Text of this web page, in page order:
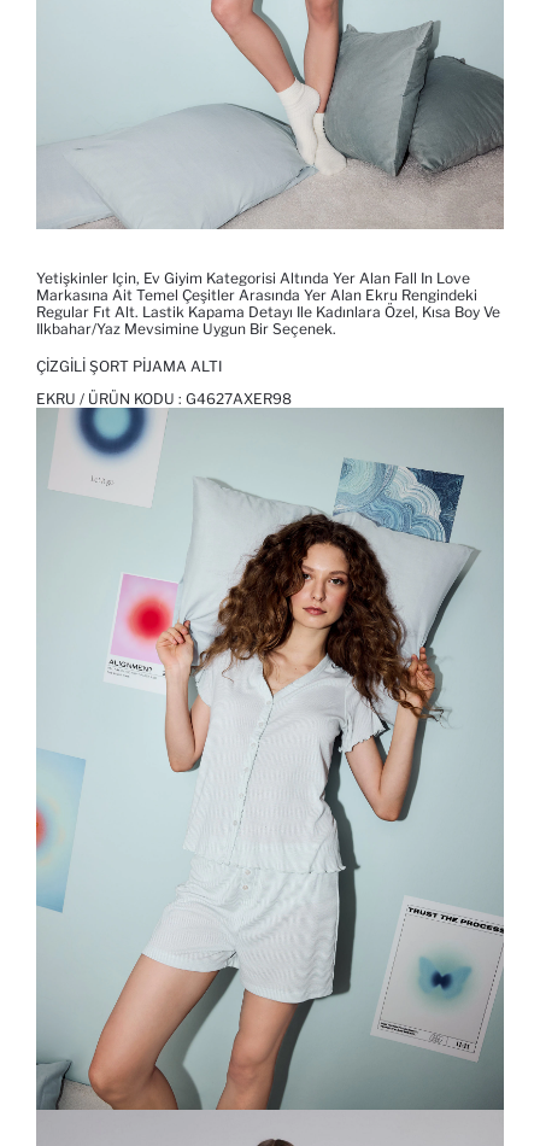
Yetişkinler Için, Ev Giyim Kategorisi Altında Yer Alan Fall In Love
Markasına Ait Temel Çeşitler Arasında Yer Alan Ekru Rengindeki
Regular Fıt Alt. Lastik Kapama Detayı Ile Kadınlara Özel, Kısa Boy Ve
Ilkbahar/yaz Mevsimine Uygun Bir Seçenek.
ÇIZGILI ŞORT PIJAMA ALTI
EKRU / ÜRÜN KODU : G4627AXER98